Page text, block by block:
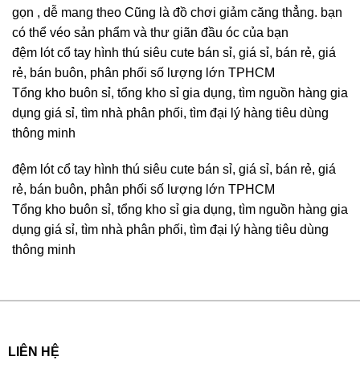
gọn , dễ mang theo Cũng là đồ chơi giảm căng thẳng. bạn
có thể véo sản phẩm và thư giãn đầu óc của bạn
đệm lót cổ tay hình thú siêu cute bán sỉ, giá sỉ, bán rẻ, giá
rẻ, bán buôn, phân phối số lượng lớn TPHCM
Tổng kho buôn sỉ, tổng kho sỉ gia dụng, tìm nguồn hàng gia
dụng giá sỉ, tìm nhà phân phối, tìm đại lý hàng tiêu dùng
thông minh
đệm lót cổ tay hình thú siêu cute bán sỉ, giá sỉ, bán rẻ, giá
rẻ, bán buôn, phân phối số lượng lớn TPHCM
Tổng kho buôn sỉ, tổng kho sỉ gia dụng, tìm nguồn hàng gia
dụng giá sỉ, tìm nhà phân phối, tìm đại lý hàng tiêu dùng
thông minh
LIÊN HỆ